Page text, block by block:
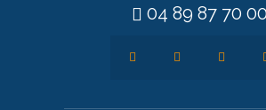
04 89 87 70 00